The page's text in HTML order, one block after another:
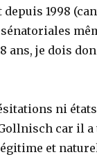
1998
ans, je dois
ni
car il
et